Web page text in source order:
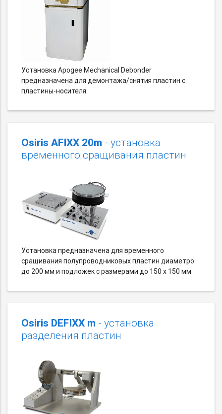
Установка Apogee Mechanical Debonder
предназначена для демонтажа/снятия пластин с
пластины-носителя.
Osiris AFIXX 20m - установка
временного сращивания пластин
Установка предназначена для временного
сращивания полупроводниковых пластин диаметро
до 200 мм и подложек с размерами до 150 х 150 мм.
Osiris DEFIXX m - установка
разделения пластин